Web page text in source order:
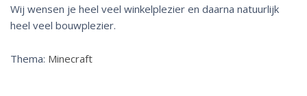
Wij wensen je heel veel winkelplezier en daarna natuurlijk
heel veel bouwplezier.
Thema: Minecraft